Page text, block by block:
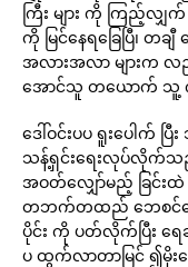
ကြီး များ ကို ကြည့်လျှ
ကို မြင်နေရခြေပြီ၊ တခ
အလားအလာ များက လ
အောင်သူ တယောက် သူ့
ဒေါ်ဝင်းပပ ရူးပေါက်
သန့်ရှင်းရေးလုပ်လိုက်သ
အဝတ်လျှော်မည့် ခြင်
တဘက်တထည် ဘေစင်အ
ပိုင်း ကို ပတ်လိုက်ပြီး ရ
ပ ထွက်လာတာမြင် ၍မိုး